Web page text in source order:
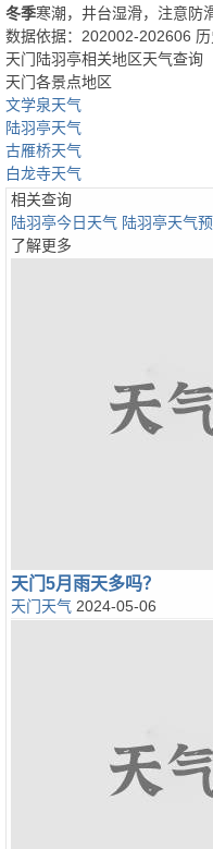
冬季寒潮，井台湿滑，注意防
数据依据：202002-202606
天门陆羽亭相关地区天气查询
天门各景点地区
文学泉天气
陆羽亭天气
古雁桥天气
白龙寺天气
相关查询
陆羽亭今日天气 陆羽亭天气
了解更多
天门5月雨天多吗？
天门天气 2024-05-06